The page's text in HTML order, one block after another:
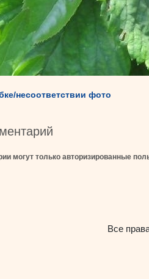
несоответствии фото
могут только авторизированные
Все